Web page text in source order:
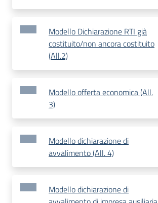
Modello Dichiarazione RTI già
costituito/non ancora costituito
(All.2)
Modello offerta economica (All.
3)
Modello dichiarazione di
avvalimento (All. 4)
Modello dichiarazione di